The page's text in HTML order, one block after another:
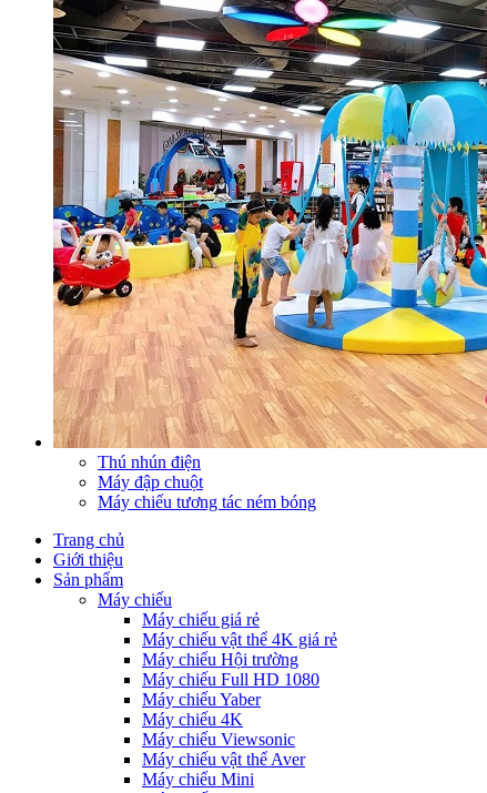
Thú nhún điện
Máy đập chuột
Máy chiếu tương tác ném bóng
Trang chủ
Giới thiệu
Sản phẩm
Máy chiếu
Máy chiếu giá rẻ
Máy chiếu vật thể 4K giá rẻ
Máy chiếu Hội trường
Máy chiếu Full HD 1080
Máy chiếu Yaber
Máy chiếu 4K
Máy chiếu Viewsonic
Máy chiếu vật thể Aver
Máy chiếu Mini